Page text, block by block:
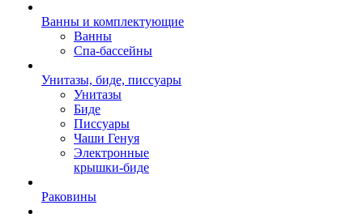
Ванны и комплектующие
Ванны
Спа-бассейны
Унитазы, биде, писсуары
Унитазы
Биде
Писсуары
Чаши Генуя
Электронные
крышки-биде
Раковины